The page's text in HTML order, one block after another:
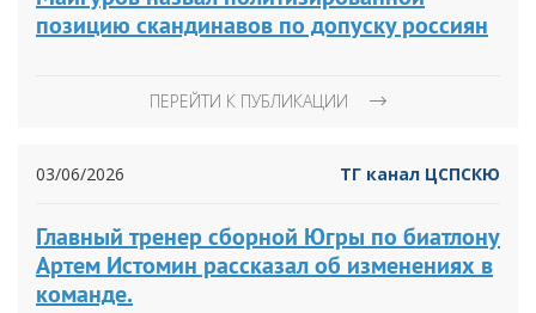
позицию скандинавов по допуску россиян
ПЕРЕЙТИ К ПУБЛИКАЦИИ
03/06/2026 ТГ канал ЦСПСКЮ
Главный тренер сборной Югры по биатлону
Артем Истомин рассказал об изменениях в
команде.